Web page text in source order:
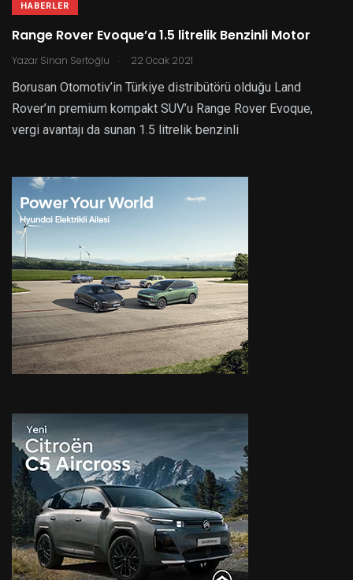
HABERLER
Range Rover Evoque’a 1.5 litrelik Benzinli Motor
Yazar Sinan Sertoğlu . 22 Ocak 2021
Borusan Otomotiv’in Türkiye distribütörü olduğu Land
Rover’ın premium kompakt SUV’u Range Rover Evoque,
vergi avantajı da sunan 1.5 litrelik benzinli